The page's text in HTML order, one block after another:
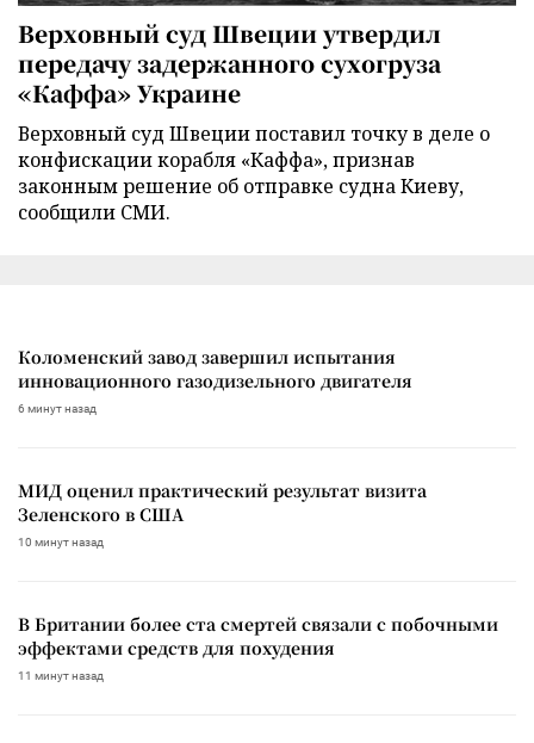
Верховный суд Швеции утвердил
передачу задержанного сухогруза
«Каффа» Украине
Верховный суд Швеции поставил точку в деле о
конфискации корабля «Каффа», признав
законным решение об отправке судна Киеву,
сообщили СМИ.
Коломенский завод завершил испытания
инновационного газодизельного двигателя
6 минут назад
МИД оценил практический результат визита
Зеленского в США
10 минут назад
В Британии более ста смертей связали с побочными
эффектами средств для похудения
11 минут назад